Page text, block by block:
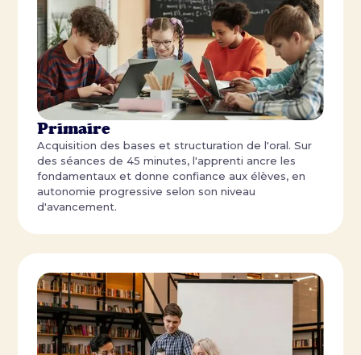
Primaire
Acquisition des bases et structuration de l'oral. Sur
des séances de 45 minutes, l'apprenti ancre les
fondamentaux et donne confiance aux élèves, en
autonomie progressive selon son niveau
d'avancement.